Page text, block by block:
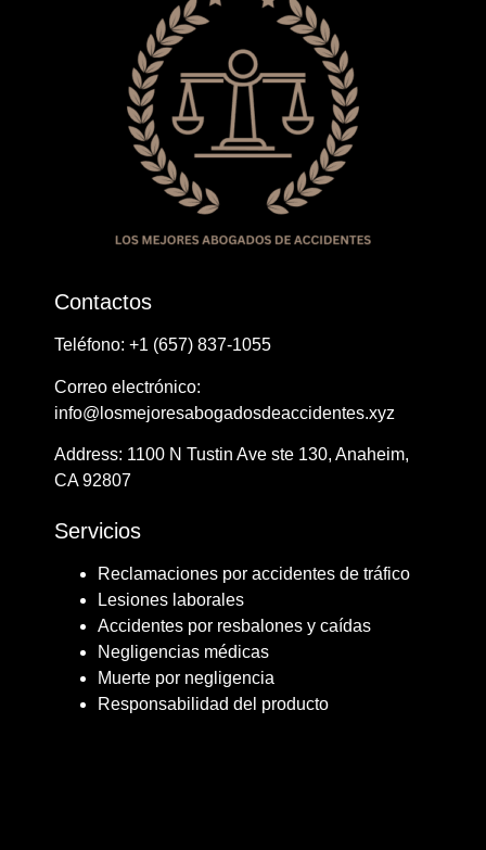
Contactos
Teléfono: ​+1 ​​(657) 837-1055
Correo electrónico:
info@losmejoresabogadosdeaccidentes.xyz
Address: ​​1100 N Tustin Ave ste 130, Anaheim,
CA 92807
Servicios
Reclamaciones por accidentes de tráfico
Lesiones laborales
Accidentes por resbalones y caídas
Negligencias médicas
Muerte por negligencia
Responsabilidad del producto